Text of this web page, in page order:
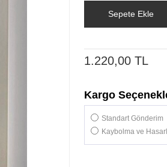
Sepete Ekle
1.220,00 TL
Kargo
Standart Gönderim
Kaybolma ve